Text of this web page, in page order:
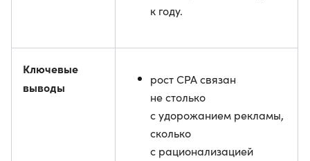
к году.
Ключевые
выводы
рост CPA связан
не столько
с удорожанием рекламы,
сколько
с рационализацией